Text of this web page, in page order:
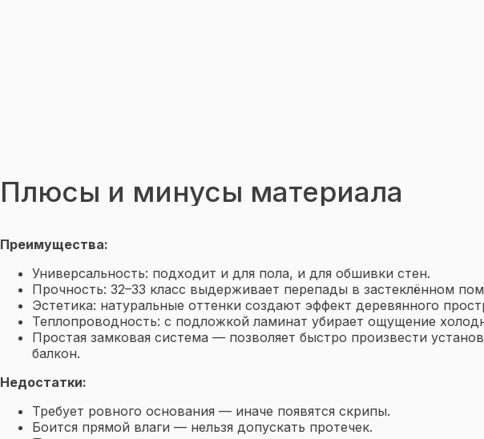
Плюсы и минусы материала
Преимущества:
Универсальность: подходит и для пола, и для обшивки стен.
Прочность: 32–33 класс выдерживает перепады в застеклённом
Эстетика: натуральные оттенки создают эффект деревянного
Теплопроводность: с подложкой ламинат убирает ощущение
Простая замковая система — позволяет быстро произвести
балкон.
Недостатки:
Требует ровного основания — иначе появятся скрипы.
Боится прямой влаги — нельзя допускать протечек.